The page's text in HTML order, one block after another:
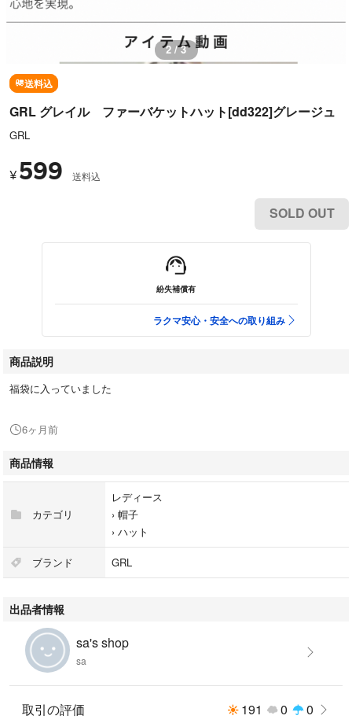
2 / 3
送料込
GRL グレイル ファーバケットハット[dd322]グレージュ
GRL
¥ 599 送料込
SOLD OUT
紛失補償有
ラクマ安心・安全への取り組み
商品説明
福袋に入っていました
6ヶ月前
商品情報
カテゴリ
レディース
› 帽子
› ハット
ブランド GRL
出品者情報
sa's shop
sa
取引の評価 191 0 0